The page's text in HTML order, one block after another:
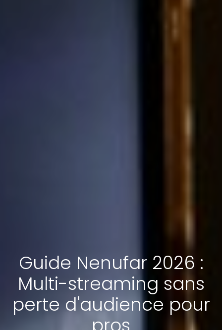
Guide Nenufar 2026 :
Multi-streaming sans
perte d'audience pour
pros